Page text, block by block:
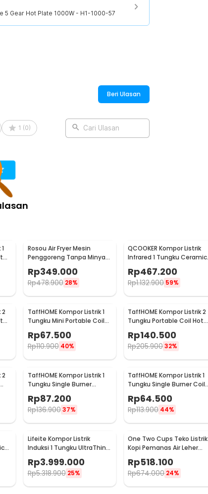
5 Gear Hot Plate 1000W - H1-1000-57
5 Gear Hot Plate 1000W - H1-1000-57
Beri Ulasan
1 (0) Cari Ulasan
Rosou Air Fryer Mesin
Penggoreng Tanpa Minyak
2nd Edition 2.5L OA2 - OA2
Rp349.000
Rp478.900 28%
QCOOKER Kompor Listrik
Infrared 1 Tungku Ceramic
Stove 2000W - CR-DT01
Rp467.200
Rp1.132.900 59%
2
TaffHOME Kompor Listrik 1
Tungku Mini Portable Coil
Hot Plate 1000W - C1-1000-
57
Rp67.500
Rp110.900 40%
TaffHOME Kompor Listrik 2
Tungku Portable Coil Hot
Rp140.500
Rp205.90032%
2
TaffHOME Kompor Listrik 1
Tungku Single Burner
Warming Hot Plate 1000W -
H1-1000-15
Rp87.200
Rp136.900 37%
TaffHOME Kompor Listrik 1
Tungku Single Burner Coil
Hot Plate 1000W - C1-1000-
10
Rp64.500
Rp113.900 44%
Lifeite Kompor Listrik
Induksi 1 Tungku UltraThin
Electric Stove 2100W - LFT-
012
Rp3.999.000
Rp5.318.900 25%
One Two Cups Teko Listrik
Kopi Pemanas Air Leher
Angsa 1200W 900ml - KT90
Pro
Rp518.100
Rp674.000 24%